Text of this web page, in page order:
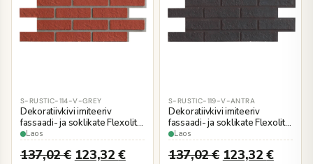
S-RUSTIC-114-V-GREY
Dekoratiivkivi imiteeriv
fassaadi- ja soklikate Flexolith
328x880 mm, S-RUSTIC 114
Laos
137,02€ 123,32€
S-RUSTIC-119-V-ANTRA
Dekoratiivkivi imiteeriv
fassaadi- ja soklikate Flexolith
328x880 mm, S-RUSTIC 119
Laos
137,02€ 123,32€